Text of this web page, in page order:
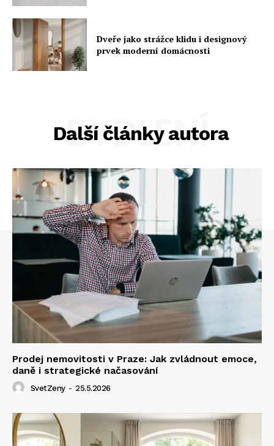
Dveře jako strážce klidu i designový
prvek moderní domácnosti
Další články autora
BYDLENÍ
Prodej nemovitosti v Praze: Jak zvládnout emoce,
daně i strategické načasování
SvetZeny - 25.5.2026